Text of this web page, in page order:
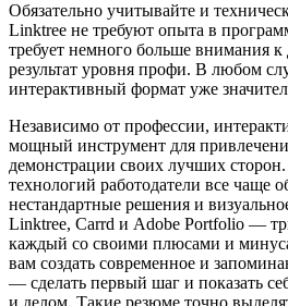
Обязательно учитывайте и
Linktree не требуют опыта в
требует немного больше внимания к
результат уровня профи. В любом
интерактивный формат уже
Независимо от профессии,
мощный инструмент для
демонстрации своих лучших
технологий работодатели все чаще
нестандартные решения и
Linktree, Carrd и Adobe Portfolio —
каждый со своими плюсами и
вам создать современное и
— сделать первый шаг и показать